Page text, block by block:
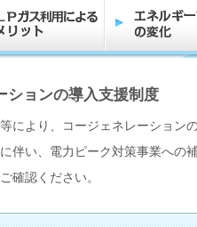
ションの導入支援制度
により、コージェネレーション
伴い、電力ピーク対策事業への
確認ください。